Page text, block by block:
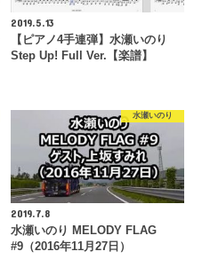
2019.5.13
【ピアノ4手連弾】水瀬いのり
Step Up! Full Ver.【楽譜】
水瀬いのり
2019.7.8
水瀬いのり MELODY FLAG
#9（2016年11月27日）